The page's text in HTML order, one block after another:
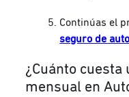
Continúas el
seguro de auto
¿Cuánto cuesta
mensual en